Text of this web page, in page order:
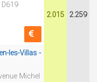
2.015 2.259
les-Villas -
Michel